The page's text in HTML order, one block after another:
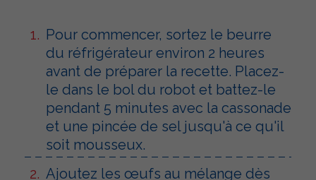
Pour commencer, sortez le beurre
du réfrigérateur environ 2 heures
avant de préparer la recette. Placez-
le dans le bol du robot et battez-le
pendant 5 minutes avec la cassonade
et une pincée de sel jusqu'à ce qu'il
soit mousseux.
Ajoutez les œufs au mélange dès